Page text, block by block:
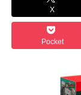
X
Pocket